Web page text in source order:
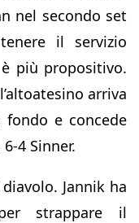
nel secondo set
il servizio
più propositivo.
arriva
e concede
4 Sinner.
Jannik ha
strappare il